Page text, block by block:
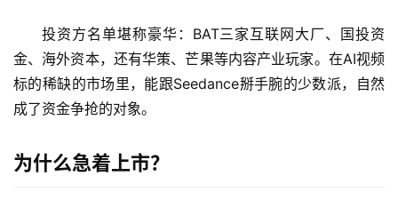
投资方名单堪称豪华：BAT三家互联网大厂、国投资
金、海外资本，还有华策、芒果等内容产业玩家。在AI视频
标的稀缺的市场里，能跟Seedance掰手腕的少数派，自然
成了资金争抢的对象。
为什么急着上市？